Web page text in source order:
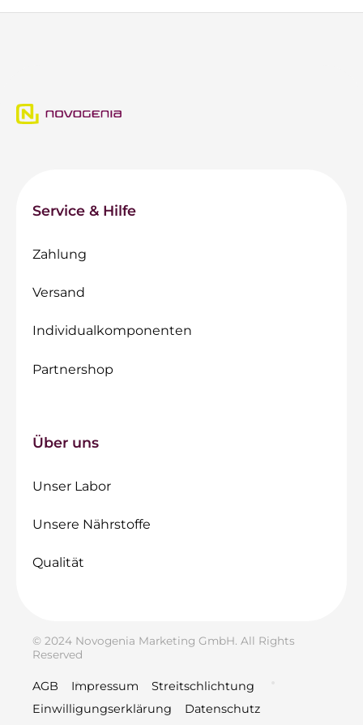
Service & Hilfe
Zahlung
Versand
Individualkomponenten
Partnershop
Über uns
Unser Labor
Unsere Nährstoffe
Qualität
© 2024 Novogenia Marketing GmbH. All Rights
Reserved
AGB Impressum
Streitschlichtung
Einwilligungserklärung
Datenschutz